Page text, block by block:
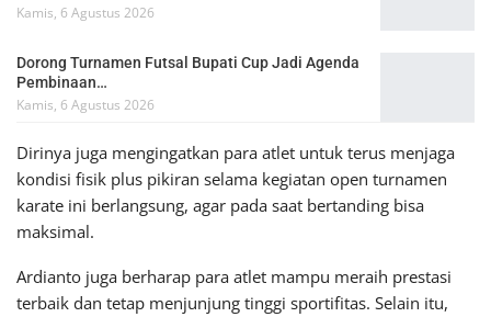
Kamis, 6 Agustus 2026
Dorong Turnamen Futsal Bupati Cup Jadi Agenda
Pembinaan…
Kamis, 6 Agustus 2026
Dirinya juga mengingatkan para atlet untuk terus menjaga
kondisi fisik plus pikiran selama kegiatan open turnamen
karate ini berlangsung, agar pada saat bertanding bisa
maksimal.
Ardianto juga berharap para atlet mampu meraih prestasi
terbaik dan tetap menjunjung tinggi sportifitas. Selain itu,